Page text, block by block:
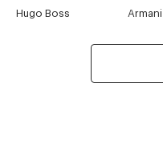
Hugo Boss
Armani